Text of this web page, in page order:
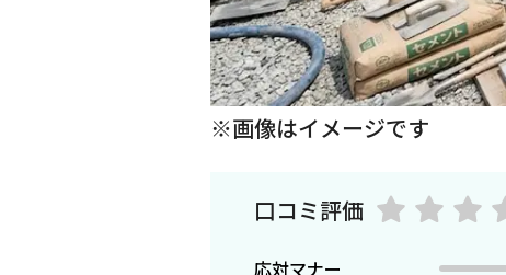
※画像はイメージです
口コミ評価
応対マナー